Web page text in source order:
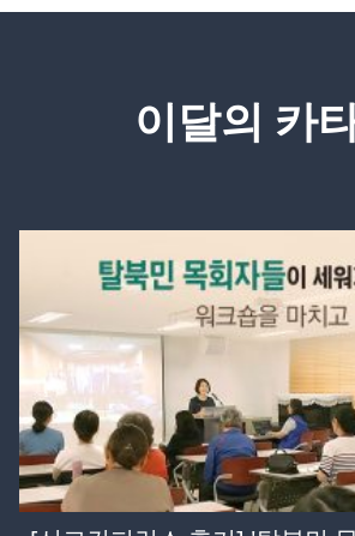
이달의 카